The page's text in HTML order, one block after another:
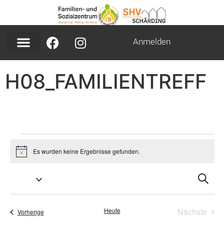
Anmelden
H08_FAMILIENTREFF
HinweisEs wurden keine Ergebnisse gefunden.
und
Suche
VorherigeVeranstaltungen Heute Nächste